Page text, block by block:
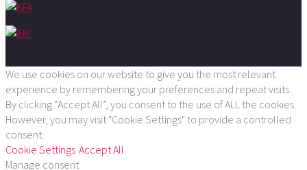
We use cookies on our website to give you the most relevant
experience by remembering your preferences and repeat visits.
By clicking “Accept All”, you consent to the use of ALL the cookies.
However, you may visit "Cookie Settings" to provide a controlled
consent.
Cookie Settings Accept All
Manage consent